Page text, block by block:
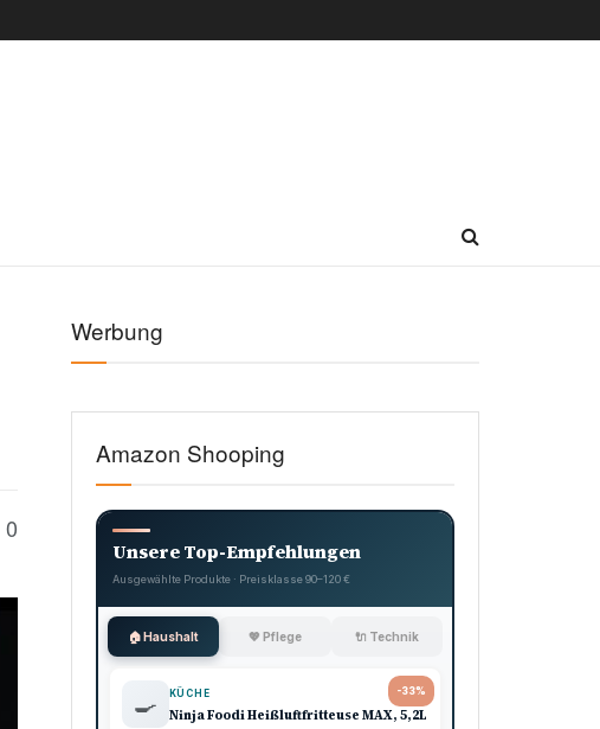
0
Werbung
Amazon Shooping
Unsere Top-Empfehlungen
Ausgewählte Produkte · Preisklasse 90–120 €
🏠 Haushalt 💖 Pflege 🔌 Technik
-33%
🍳 KÜCHE
Ninja Foodi Heißluftfritteuse MAX, 5,2L